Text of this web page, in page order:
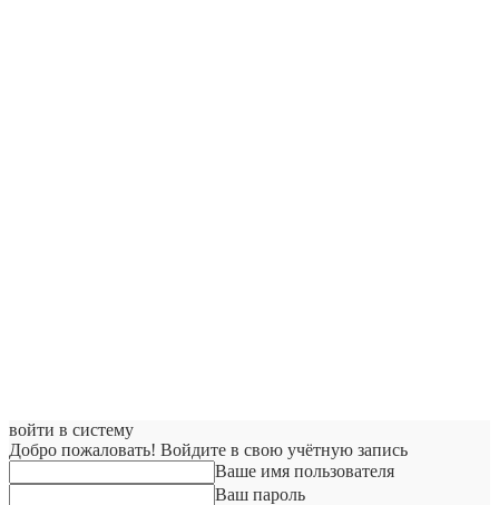
войти в систему
Добро пожаловать! Войдите в свою учётную запись
Ваше имя пользователя
Ваш пароль